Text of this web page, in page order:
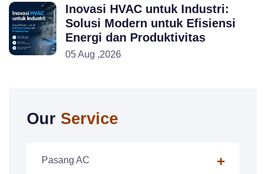
Inovasi HVAC untuk Industri:
Solusi Modern untuk Efisiensi
Energi dan Produktivitas
05 Aug ,2026
Our Service
Pasang AC